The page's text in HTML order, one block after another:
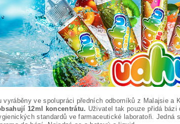
vyráběny ve spolupráci předních odborníků z Malajsie a
12ml koncentrátu. Uživatel tak pouze přidá
standardů ve farmaceutické laboratoři.